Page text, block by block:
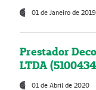
01 de Janeiro de 2019
Prestador
LTDA
01 de Abril de 2020